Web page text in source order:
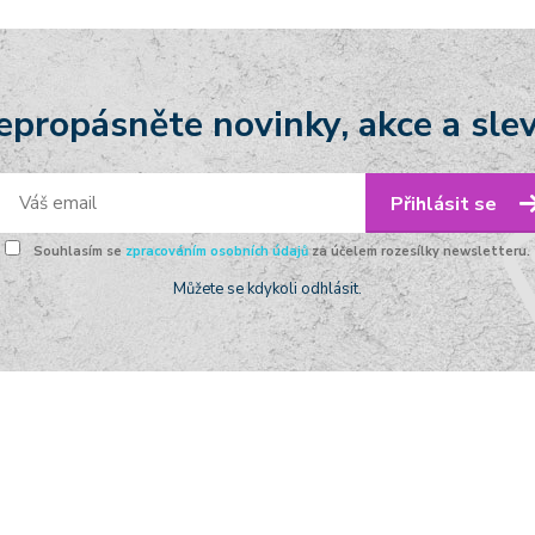
novinky, akce a
Přihlásit se
Souhlasím se zpracováním osobních údajůza účelem rozesílky newsletteru.
Můžete se kdykoli odhlásit.